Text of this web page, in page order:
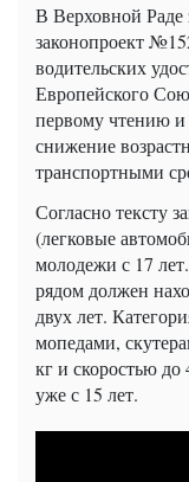
В Верховной Раде
законопроект
водительских
Европейского
первому чтению и
снижение
транспортными
Согласно тексту
(легковые
молодежи с 17
рядом должен
двух лет.
мопедами,
кг и скоростью до
уже с 15 лет.